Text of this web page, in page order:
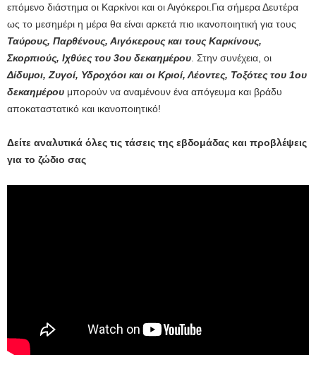
επόμενο διάστημα οι Καρκίνοι και οι Αιγόκεροι.Για σήμερα Δευτέρα
ως το μεσημέρι η μέρα θα είναι αρκετά πιο ικανοποιητική για τους
Ταύρους, Παρθένους, Αιγόκερους και τους Καρκίνους,
Σκορπιούς, Ιχθύες του 3ου δεκαημέρου . Στην συνέχεια, οι
Δίδυμοι, Ζυγοί, Υδροχόοι και οι Κριοί, Λέοντες, Τοξότες του 1ου
δεκαημέρου μπορούν να αναμένουν ένα απόγευμα και βράδυ
αποκαταστατικό και ικανοποιητικό!
Δείτε αναλυτικά όλες τις τάσεις της εβδομάδας και προβλέψεις
για το ζώδιο σας